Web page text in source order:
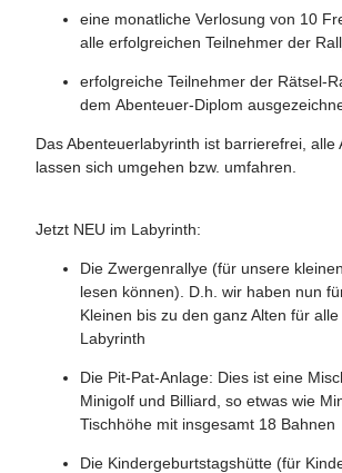
eine monatliche Verlosung von 10
alle erfolgreichen Teilnehmer der
erfolgreiche Teilnehmer der Rätsel-
dem Abenteuer-Diplom
Das Abenteuerlabyrinth ist barrierefrei, alle
lassen sich umgehen bzw. umfahren.
Jetzt NEU im Labyrinth:
Die Zwergenrallye (für unsere
lesen können). D.h. wir haben nun
Kleinen bis zu den ganz Alten für
Labyrinth
Die Pit-Pat-Anlage: Dies ist eine
Minigolf und Billiard, so etwas wie
Tischhöhe mit insgesamt 18 Bahnen
Die Kindergeburtstagshütte (für